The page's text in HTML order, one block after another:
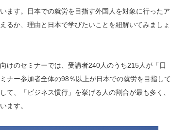
ます。日本での就労を目指す外国人を対象に行ったア
るか、理由と日本で学びたいことを紐解いてみましょ
けのセミナーでは、受講者240人のうち215人が「日
ナー参加者全体の98％以上が日本での就労を目指して
て、「ビジネス慣行」を挙げる人の割合が最も多く、
ます。